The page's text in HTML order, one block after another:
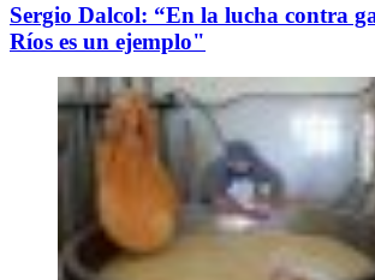
Sergio Dalcol: “En la lucha contra
Ríos es un ejemplo"